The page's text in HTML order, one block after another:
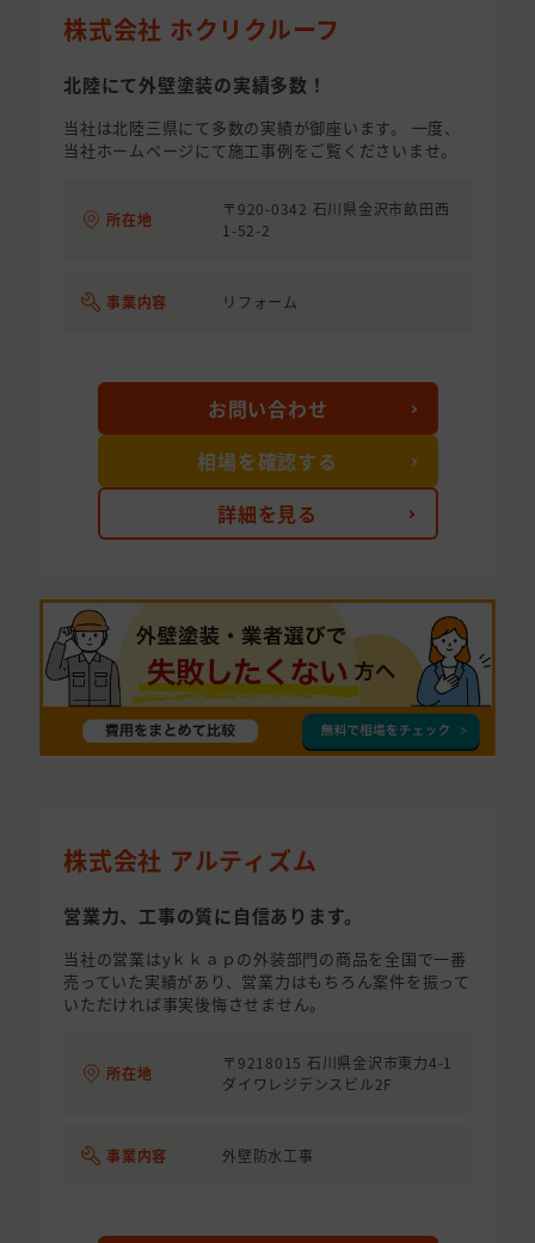
株式会社 ホクリクルーフ
北陸にて外壁塗装の実績多数！
当社は北陸三県にて多数の実績が御座います。 一度、
当社ホームページにて施工事例をご覧くださいませ。
所在地
〒920-0342 石川県金沢市畝田西
1-52-2
事業内容 リフォーム
詳細を見る
お問い合わせ
相場を確認する
株式会社 アルティズム
営業力、工事の質に自信あります。
当社の営業はyｋｋａｐの外装部門の商品を全国で一番
売っていた実績があり、営業力はもちろん案件を振って
いただければ事実後悔させません。
所在地
〒9218015 石川県金沢市東力4-1
ダイワレジデンスビル2F
事業内容 外壁防水工事